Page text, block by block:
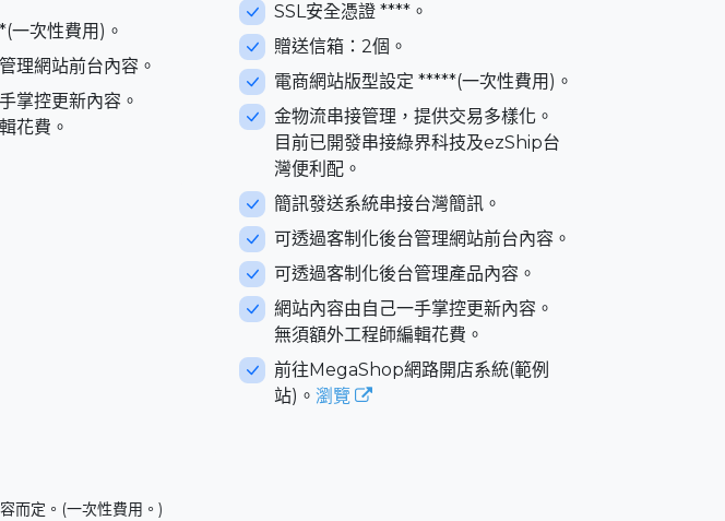
一次性費用)。
理網站前台內容。
掌控更新內容。
花費。
SSL安全憑證 ****。
贈送信箱：2個。
電商網站版型設定 *****(一次性費用)。
金物流串接管理，提供交易多樣化。
目前已開發串接綠界科技及ezShip台
灣便利配。
簡訊發送系統串接台灣簡訊。
可透過客制化後台管理網站前台內容。
可透過客制化後台管理產品內容。
網站內容由自己一手掌控更新內容。
無須額外工程師編輯花費。
前往MegaShop網路開店系統(範例
站)。 瀏覽
而定。(一次性費用。)